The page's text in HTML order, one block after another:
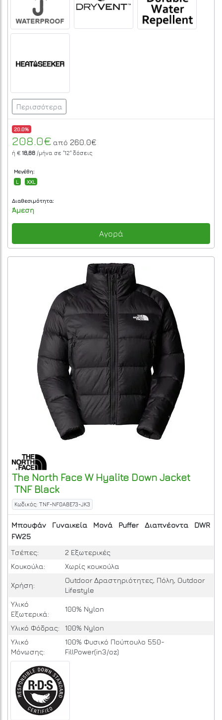
Περισσότερα
20.0%
208.0€ από 260.0€
ή € 18,88 /μήνα σε "12" δόσεις
Μεγέθη:
L
XXL
Διαθεσιμότητα:
Άμεση
Αγορά
The North Face W Hyalite Down Jacket
TNF Black
Κωδικός: TNF-NF0A8E73-JK3
Μπουφάν Γυναικεία Μονά Puffer Διαπνέοντα
DWR
FW25
Τσέπες:
2 Εξωτερικές
Κουκούλα:
Χωρίς κουκούλα
Χρήση:
Outdoor Δραστηριότητες, Πόλη, Outdoor
Lifestyle
Υλικό
Εξωτερικά:
100% Nylon
Υλικό Φόδρας:
100% Nylon
Υλικό
Μόνωσης:
100% Φυσικό Πούπουλο 550-
FillPower(in3/oz)